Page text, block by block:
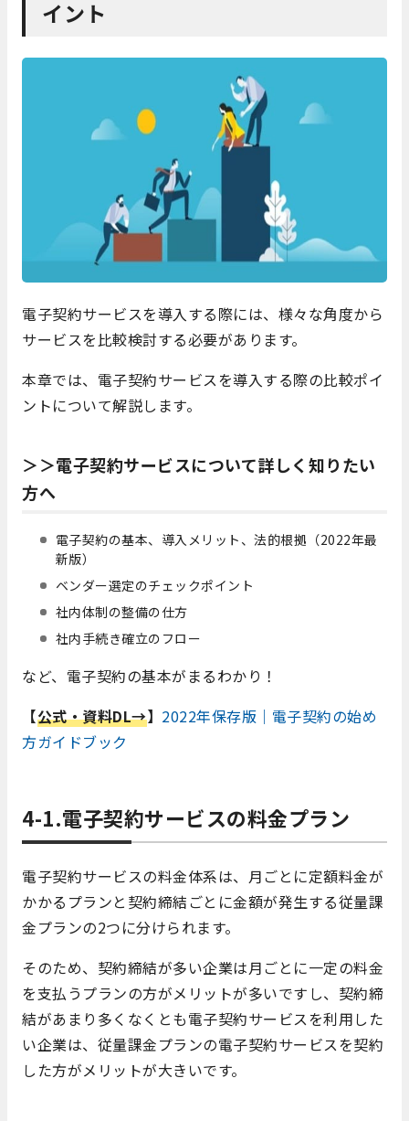
イント
電子契約サービスを導入する際には、様々な角度から
サービスを比較検討する必要があります。
本章では、電子契約サービスを導入する際の比較ポイ
ントについて解説します。
＞＞電子契約サービスについて詳しく知りたい
方へ
電子契約の基本、導入メリット、法的根拠（2022年最
新版）
ベンダー選定のチェックポイント
社内体制の整備の仕方
社内手続き確立のフロー
など、電子契約の基本がまるわかり！
【公式・資料DL→】 2022年保存版｜電子契約の始め
方ガイドブック
4-1.電子契約サービスの料金プラン
電子契約サービスの料金体系は、月ごとに定額料金が
かかるプランと契約締結ごとに金額が発生する従量課
金プランの2つに分けられます。
そのため、契約締結が多い企業は月ごとに一定の料金
を支払うプランの方がメリットが多いですし、契約締
結があまり多くなくとも電子契約サービスを利用した
い企業は、従量課金プランの電子契約サービスを契約
した方がメリットが大きいです。